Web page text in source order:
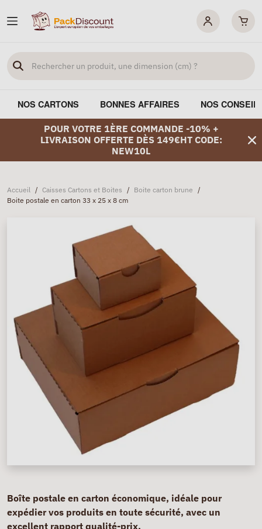
NOS CARTONS BONNES AFFAIRES NOS
POUR VOTRE 1ÈRE COMMANDE -10% +
LIVRAISON OFFERTE DÈS 149€HT CODE:
NEW10L
Accueil / Caisses Cartons et Boites / Boite carton brune /
Boite postale en carton 33 x 25 x 8 cm
Boîte postale en carton économique, idéale pour
expédier vos produits en toute sécurité, avec un
excellent rapport qualité-prix.